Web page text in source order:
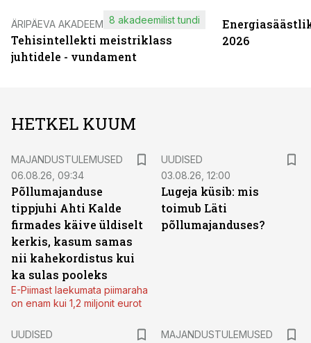
ÄRIPÄEVA AKADEEMIA
Tehisintellekti meistriklass
juhtidele - vundament
8 akadeemilist tundi
2026
HETKEL KUUM
MAJANDUSTULEMUSED
06.08.26, 09:34
Põllumajanduse
tippjuhi Ahti Kalde
firmades käive üldiselt
kerkis, kasum samas
nii kahekordistus kui
ka sulas pooleks
E-Piimast laekumata piimaraha
on enam kui 1,2 miljonit eurot
UUDISED
03.08.26, 12:00
Lugeja küsib: mis
toimub Läti
põllumajanduses?
UUDISED MAJANDUSTULEMUSED